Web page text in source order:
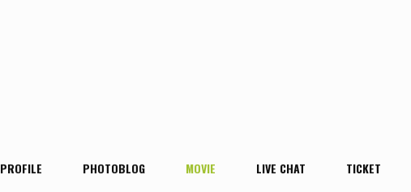
PROFILE PHOTOBLOG MOVIE LIVE CHAT TICKET